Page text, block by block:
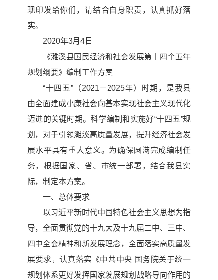
现印发给你们，请结合自身职责，认真抓好落
实。
2020年3月4日
《濉溪县国民经济和社会发展第十四个五年
规划纲要》编制工作方案
“十四五”（2021－2025年）时期，是我县
由全面建成小康社会向基本实现社会主义现代化
迈进的关键时期。科学编制和实施好“十四五”规
划，对于引领濉溪高质量发展，提升经济社会发
展水平具有重大意义。为确保圆满完成编制任
务，根据国家、省、市统一部署，结合我县实
际，制定本方案。
一、总体要求
以习近平新时代中国特色社会主义思想为指
导，全面贯彻党的十九大及十九届二中、三中、
四中全会精神和新发展理念，全面落实高质量发
展要求，认真落实《中共中央 国务院关于统一
规划体系更好发挥国家发展规划战略导向作用的